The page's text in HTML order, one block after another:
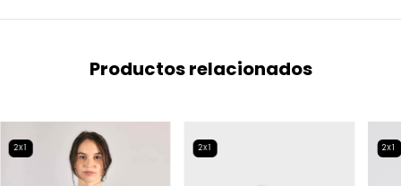
Productos relacionados
2X1 2X1 2X1